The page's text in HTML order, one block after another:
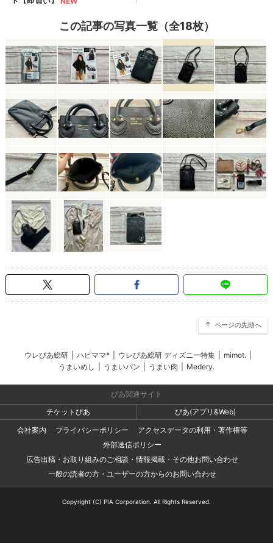
この記事の写真一覧（全18枚）
ページの先頭へ
ウレぴあ総研 ハピママ* ウレぴあ総研 ディズニー特集 mimot.
うまいめし
うまいパン うまい肉 Medery.
ぴあ関連サイト
チケットぴあ
ぴあ(アプリ&Web)
会社案内
プライバシーポリシー
アクセスデータの利用・著作権等
外部送信ポリシー
広告出稿・お取り組みのご相談・情報掲載・その他お問い合わせ
一般の読者の方・ユーザーの方からのお問い合わせ
Copyright (C) PIA Corporation. All Rights Reserved.